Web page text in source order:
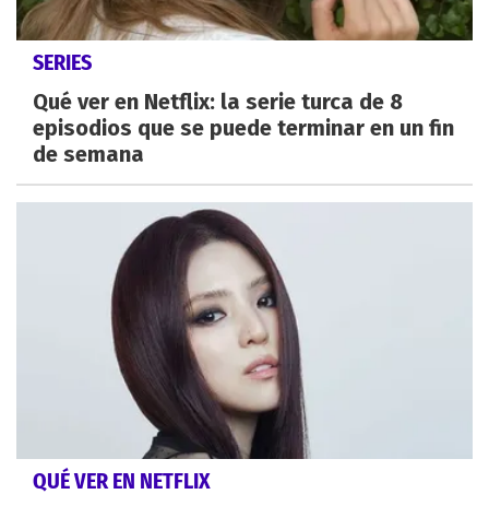
SERIES
Qué ver en Netflix: la serie turca de 8
episodios que se puede terminar en un fin
de semana
QUÉ VER EN NETFLIX